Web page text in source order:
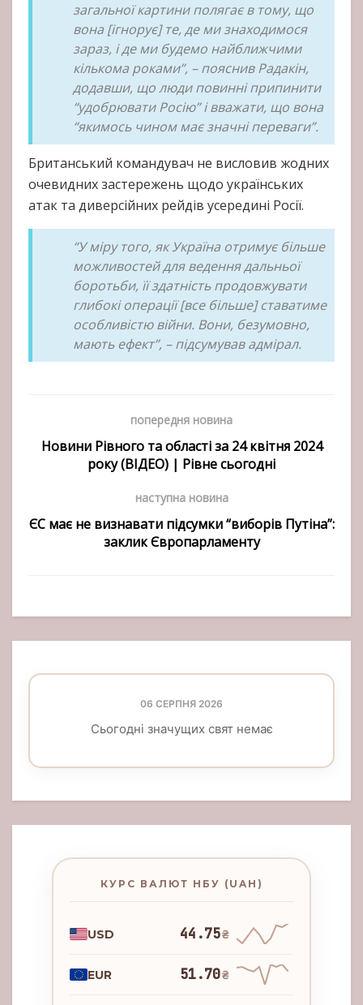
загальної картини полягає в тому, що
вона [ігнорує] те, де ми знаходимося
зараз, і де ми будемо найближчими
кількома роками”, – пояснив Радакін,
додавши, що люди повинні припинити
“удобрювати Росію” і вважати, що вона
“якимось чином має значні переваги”.
Британський командувач не висловив жодних
очевидних застережень щодо українських
атак та диверсійних рейдів усередині Росії.
“У міру того, як Україна отримує більше
можливостей для ведення дальньої
боротьби, її здатність продовжувати
глибокі операції [все більше] ставатиме
особливістю війни. Вони, безумовно,
мають ефект”, – підсумував адмірал.
попередня новина
Новини Рівного та області за 24 квітня 2024
року (ВІДЕО) | Рівне сьогодні
наступна новина
ЄС має не визнавати підсумки “виборів Путіна”:
заклик Європарламенту
06 СЕРПНЯ 2026
Сьогодні значущих свят немає
КУРС ВАЛЮТ НБУ (UAH)
USD 44.75₴
EUR 51.70₴